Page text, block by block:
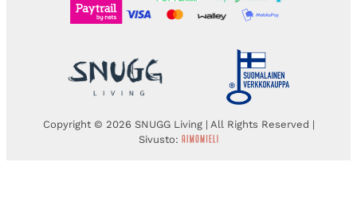
Copyright © 2026 SNUGG Living | All Rights Reserved |
Sivusto: